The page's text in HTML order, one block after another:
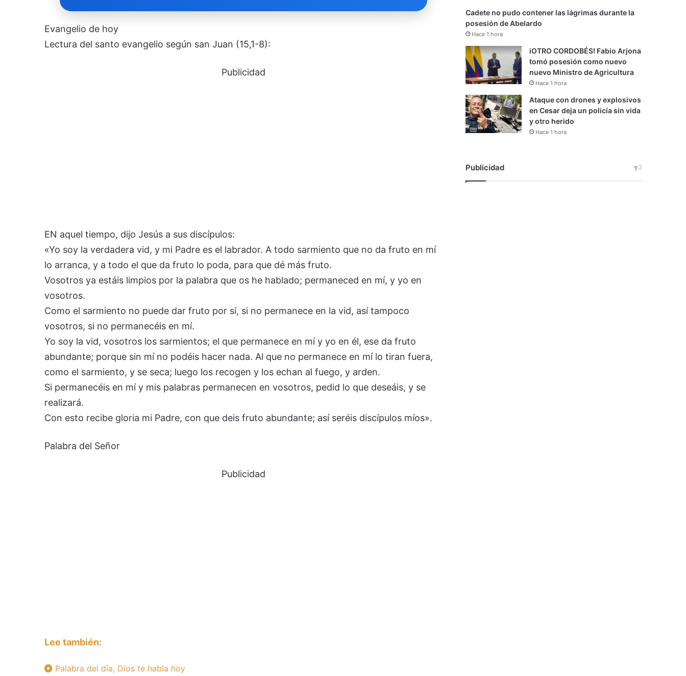
Evangelio de hoy
Lectura del santo evangelio según san Juan (15,1-8):
Publicidad
EN aquel tiempo, dijo Jesús a sus discípulos:
«Yo soy la verdadera vid, y mi Padre es el labrador. A todo sarmiento que no da fruto en mí
lo arranca, y a todo el que da fruto lo poda, para que dé más fruto.
Vosotros ya estáis limpios por la palabra que os he hablado; permaneced en mí, y yo en
vosotros.
Como el sarmiento no puede dar fruto por sí, si no permanece en la vid, así tampoco
vosotros, si no permanecéis en mí.
Yo soy la vid, vosotros los sarmientos; el que permanece en mí y yo en él, ese da fruto
abundante; porque sin mí no podéis hacer nada. Al que no permanece en mí lo tiran fuera,
como el sarmiento, y se seca; luego los recogen y los echan al fuego, y arden.
Si permanecéis en mí y mis palabras permanecen en vosotros, pedid lo que deseáis, y se
realizará.
Con esto recibe gloria mi Padre, con que deis fruto abundante; así seréis discípulos míos».
Palabra del Señor
Publicidad
Lee también:
Palabra del día, Dios te habla hoy
Cadete no pudo contener las lágrimas durante la
posesión de Abelardo
Hace 1 hora
iOTRO CORDOBÉS! Fabio Arjona
tomó posesión como nuevo
nuevo Ministro de Agricultura
Hace 1 hora
Ataque con drones y explosivos
en Cesar deja un policía sin vida
y otro herido
Hace 1 hora
Publicidad